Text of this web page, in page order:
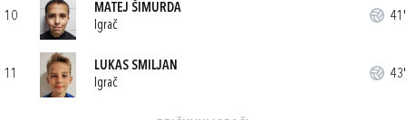
10
MATEJ ŠIMURDA
Igrač
41'
11
LUKAS SMILJAN
Igrač
43'